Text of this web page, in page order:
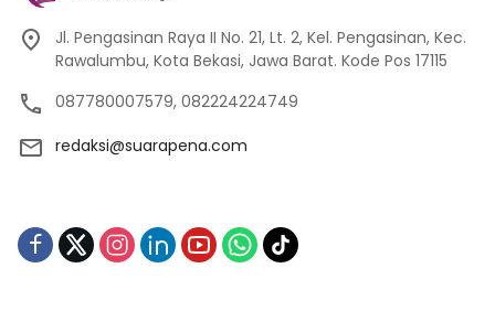
Jl. Pengasinan Raya II No. 21, Lt. 2, Kel. Pengasinan, Kec.
Rawalumbu, Kota Bekasi, Jawa Barat. Kode Pos 17115
087780007579, 082224224749
redaksi@suarapena.com